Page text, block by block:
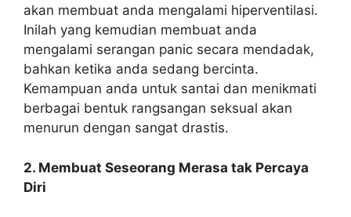
akan membuat anda mengalami hiperventilasi.
Inilah yang kemudian membuat anda
mengalami serangan panic secara mendadak,
bahkan ketika anda sedang bercinta.
Kemampuan anda untuk santai dan menikmati
berbagai bentuk rangsangan seksual akan
menurun dengan sangat drastis.
2. Membuat Seseorang Merasa tak Percaya
Diri